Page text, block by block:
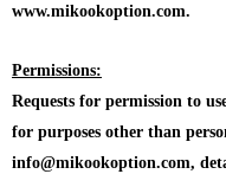
www.mikookoption.com.
Permissions:
Requests for permission to
for purposes other than
info@mikookoption.com,